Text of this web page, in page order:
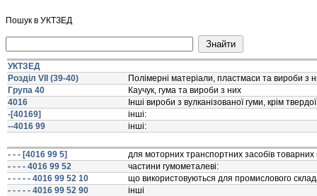
Пошук в УКТЗЕД
УКТЗЕД
Розділ VII (39-40)
Полiмернi матерiали, пластмаси та вироби з
Група 40
Каучук, гума та вироби з них
4016
Iншi вироби з вулканiзованої гуми, крiм
-[40169]
iншi:
--4016 99
iншi:
- - - [4016 99 5]
для моторних транспортних засобiв
- - - - 4016 99 52
частини гумометалевi:
- - - - - 4016 99 52 10
що використовуються для промислового
- - - - - 4016 99 52 90
iншi